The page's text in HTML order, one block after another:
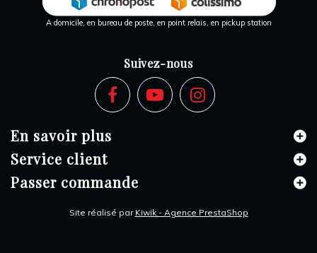
A domicile, en bureau de poste, en point relais, en pickup station
Suivez-nous
En savoir plus
Service client
Passer commande
Site réalisé par Kiwik - Agence PrestaShop